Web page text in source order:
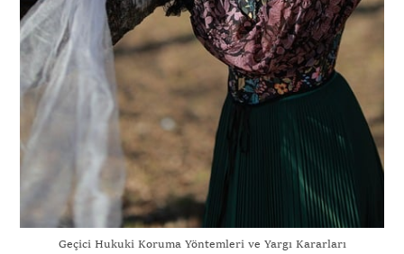
Geçici Hukuki Koruma Yöntemleri ve Yargı Kararları